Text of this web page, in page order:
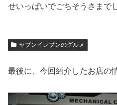
せいっぱいでごちそうさまで
セブンイレブンのグルメ
最後に、今回紹介したお店の